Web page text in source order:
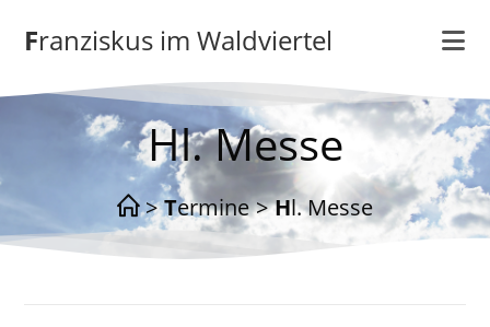
Inhalt
springenFranziskus im Waldviertel
Hl. Messe
> Termine > Hl. Messe